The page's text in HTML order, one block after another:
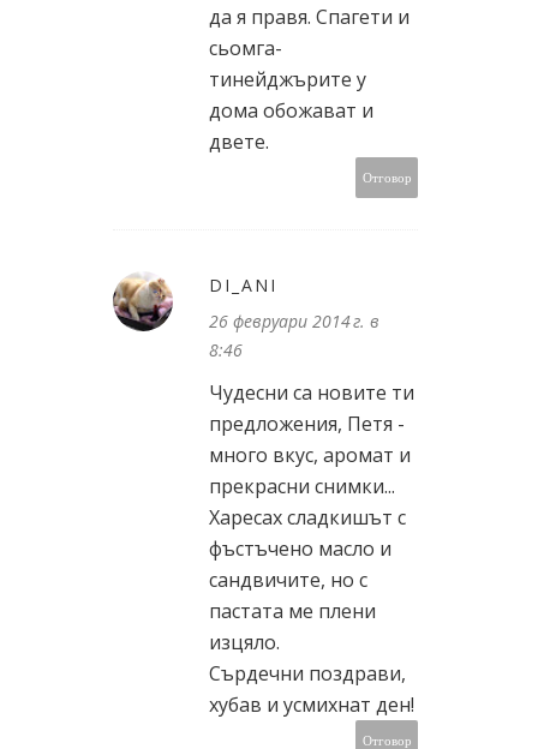
да я правя. Спагети и
сьомга-
тинейджърите у
дома обожават и
двете.
Отговор
DI_ANI
26 февруари 2014 г. в
8:46
Чудесни са новите ти
предложения, Петя -
много вкус, аромат и
прекрасни снимки...
Харесах сладкишът с
фъстъчено масло и
сандвичите, но с
пастата ме плени
изцяло.
Сърдечни поздрави,
хубав и усмихнат ден!
Отговор